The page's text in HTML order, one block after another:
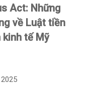
Act: Những
về Luật tiền
tế Mỹ